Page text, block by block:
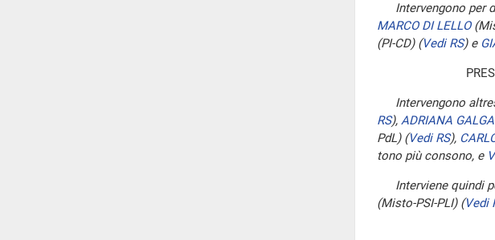
Intervengono per
MARCO DI LELLO
(PI-CD) (Vedi RS)e
Intervengono
RS), ADRIANA
PdL) (Vedi RS),
tono più consono, e
Interviene quindi
(Misto-PSI-PLI) (Vedi